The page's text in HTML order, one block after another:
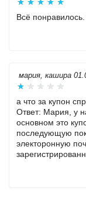
Всё
мария, кашира
а что за купон
Ответ: Мария, у
основном это
последующую
электоронную